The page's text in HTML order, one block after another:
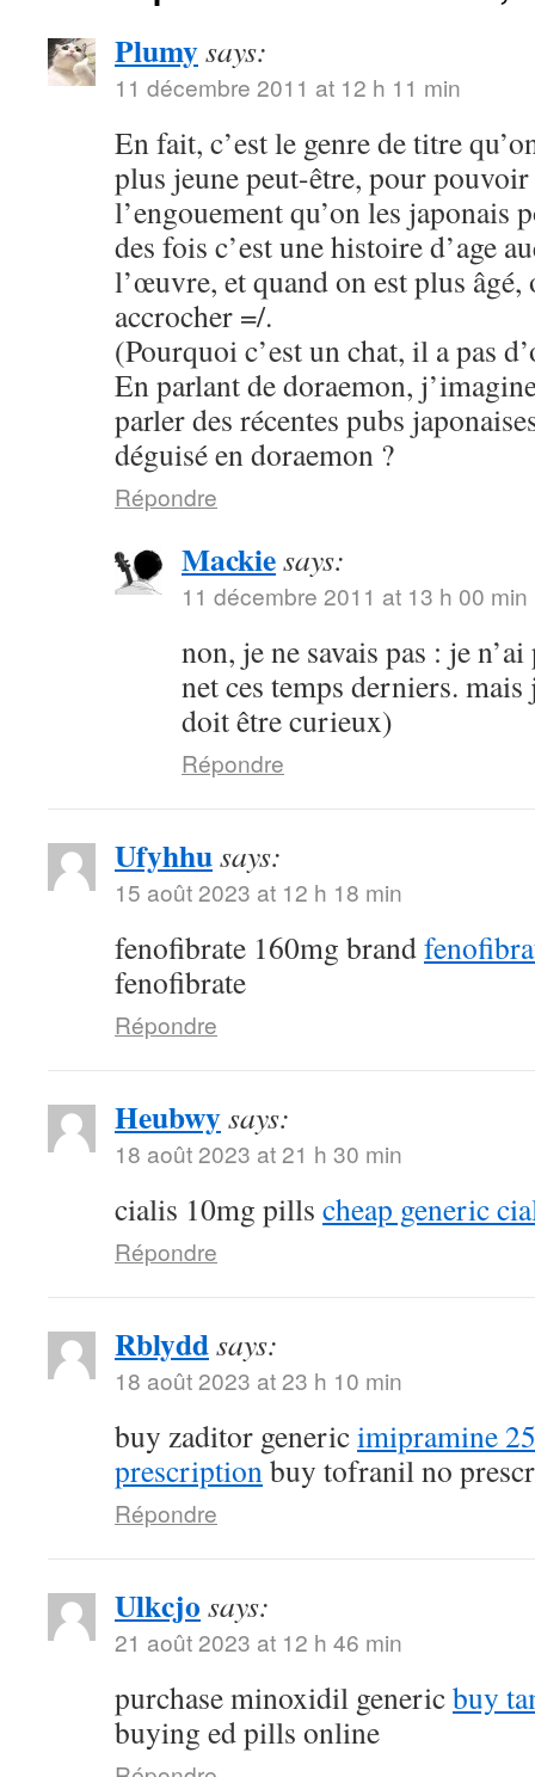
Plumysays:
11 décembre 2011 at 12 h 11 min
En fait, c’est le genre de titre
plus jeune peut-être, pour
l’engouement qu’on les japonais
des fois c’est une histoire d’age
l’œuvre, et quand on est plus âgé,
accrocher =/.
(Pourquoi c’est un chat, il a pas
En parlant de doraemon,
parler des récentes pubs
déguisé en doraemon ?
Répondre
Mackiesays:
11 décembre 2011 at 13 h 00 min
non, je ne savais pas : je
net ces temps derniers.
doit être curieux)
Répondre
Ufyhhusays:
15 août 2023 at 12 h 18 min
fenofibrate 160mg brand
fenofibrate
Répondre
Heubwysays:
18 août 2023 at 21 h 30 min
cialis 10mg pills cheap generic
Répondre
Rblyddsays:
18 août 2023 at 23 h 10 min
buy zaditor genericimipramine
prescriptionbuy tofranil no
Répondre
Ulkcjo says:
21 août 2023 at 12 h 46 min
purchase minoxidil genericbuy
buying ed pills online